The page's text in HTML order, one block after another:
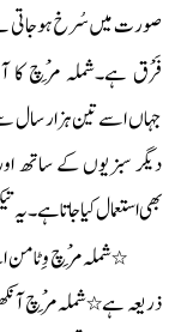
صورت میں سُرخ ہوجاتی
فَرْق ہے۔شملہ مِرْچ کا
جہاںاسے تین ہزار سال
دیگر سبزیوں کے ساتھ
بھیاستعمالکیا جاتا ہے۔یہ
٭شملہ مِرْچ وِٹامن
ذریعہ ہے٭شملہ مِرْچ